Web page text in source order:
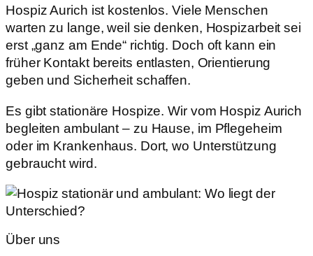
Hospiz Aurich ist kostenlos. Viele Menschen
warten zu lange, weil sie denken, Hospizarbeit sei
erst „ganz am Ende“ richtig. Doch oft kann ein
früher Kontakt bereits entlasten, Orientierung
geben und Sicherheit schaffen.
Es gibt stationäre Hospize. Wir vom Hospiz Aurich
begleiten ambulant – zu Hause, im Pflegeheim
oder im Krankenhaus. Dort, wo Unterstützung
gebraucht wird.
Über uns